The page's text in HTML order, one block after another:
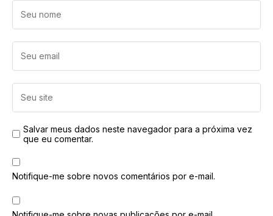
Salvar meus dados neste navegador para a próxima vez
que eu comentar.
Notifique-me sobre novos comentários por e-mail.